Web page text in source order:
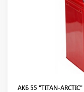
АКБ 55 "TITAN-